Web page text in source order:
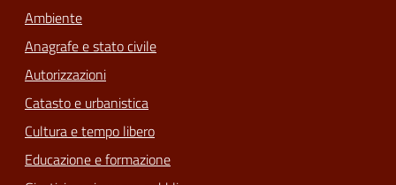
Ambiente
Anagrafe e stato civile
Autorizzazioni
Catasto e urbanistica
Cultura e tempo libero
Educazione e formazione